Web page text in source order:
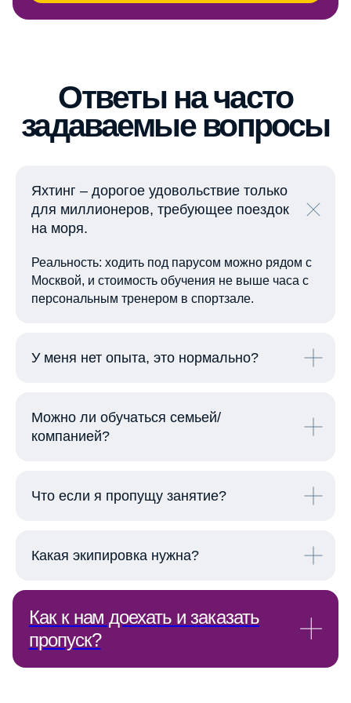
Яхтинг – дорогое удовольствие только
для миллионеров, требующее поездок
на моря.
Реальность: ходить под парусом можно рядом с
Москвой, и стоимость обучения не выше часа с
персональным тренером в спортзале.
У меня нет опыта, это нормально?
Можно ли обучаться семьей/
компанией?
Что если я пропущу занятие?
Какая экипировка нужна?
пропуск?
1
Заблаговременно закажите пропуск
на территорию Курорта «ПИРогово»
Заполнив форму и отправив данные, Вы
получите подтверждение о пропуске для
Показать в Яндекс.Картах
Показать в Гугл.Картах
Политика конфиденциальности
Регаты
Старая версия сайта
Контакты
© Ассоциация
Яхт-клуб «ПИРогово»
Школа 7ЯХТ